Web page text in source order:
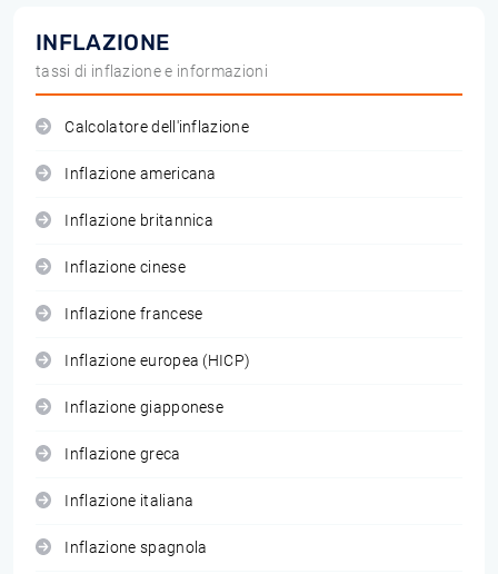
INFLAZIONE
tassi di inflazione e informazioni
Calcolatore dell'inflazione
Inflazione americana
Inflazione britannica
Inflazione cinese
Inflazione francese
Inflazione europea (HICP)
Inflazione giapponese
Inflazione greca
Inflazione italiana
Inflazione spagnola